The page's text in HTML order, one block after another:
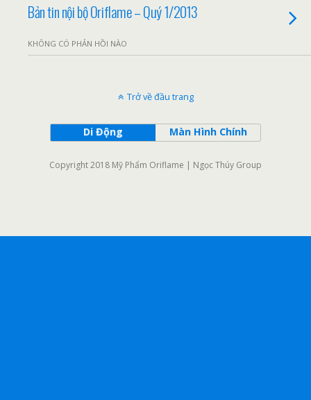
Bản tin nội bộ Oriflame – Quý 1/2013
KHÔNG CÓ PHẢN HỒI NÀO
Trở về đầu trang
Di Động Màn Hình Chính
Copyright 2018 Mỹ Phẩm Oriflame | Ngọc Thúy Group